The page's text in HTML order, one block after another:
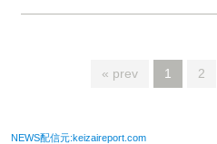
« prev 1 2
NEWS配信元:keizaireport.com